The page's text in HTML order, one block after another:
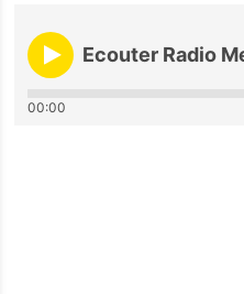
Ecouter Radio
00:00